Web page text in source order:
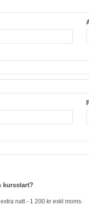
kursstart?
natt - 1 200 kr exkl moms.